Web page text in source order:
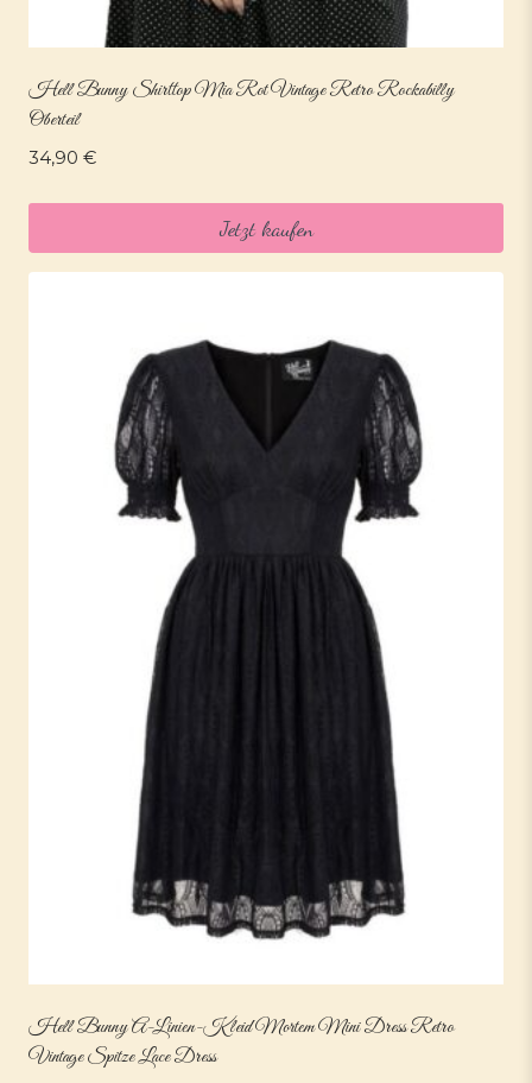
Hell Bunny Shirttop Mia Rot Vintage Retro Rockabilly
Oberteil
34,90 €
Jetzt kaufen
Hell Bunny A-Linien-Kleid Mortem Mini Dress Retro
Vintage Spitze Lace Dress